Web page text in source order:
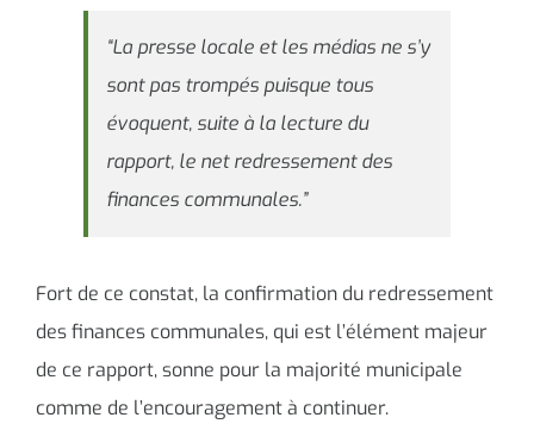
“La presse locale et les médias ne s’y
sont pas trompés puisque tous
évoquent, suite à la lecture du
rapport, le net redressement des
finances communales.”
Fort de ce constat, la confirmation du redressement
des finances communales, qui est l’élément majeur
de ce rapport, sonne pour la majorité municipale
comme de l’encouragement à continuer.